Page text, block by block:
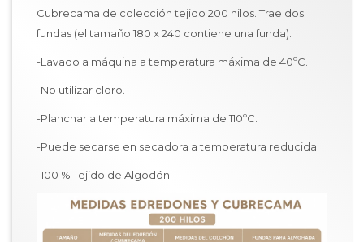
Cubrecama de colección tejido 200 hilos. Trae dos
fundas (el tamaño 180 x 240 contiene una funda).
-Lavado a máquina a temperatura máxima de 40ºC.
-No utilizar cloro.
-Planchar a temperatura máxima de 110ºC.
-Puede secarse en secadora a temperatura reducida.
-100 % Tejido de Algodón